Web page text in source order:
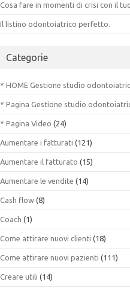
Cosa fare in momenti di crisi con il
Il listino odontoiatrico perfetto.
Categorie
* HOME Gestione studio
* Pagina Gestione studio
* Pagina Video (24)
Aumentare i fatturati (121)
Aumentare il fatturato (15)
Aumentare le vendite (14)
Cash flow (8)
Coach (1)
Come attirare nuovi clienti (18)
Come attirare nuovi pazienti (111)
Creare utili (14)